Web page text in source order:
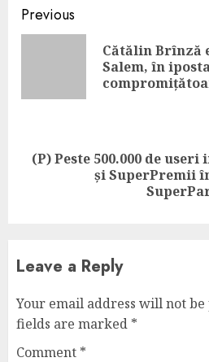
Continue
Reading
Previous
Cătălin Brînză
Salem, în
Next
(P) Peste 500.000 de
și SuperPremii
Leave a Reply
Your email address will not be
fields are marked *
Comment *